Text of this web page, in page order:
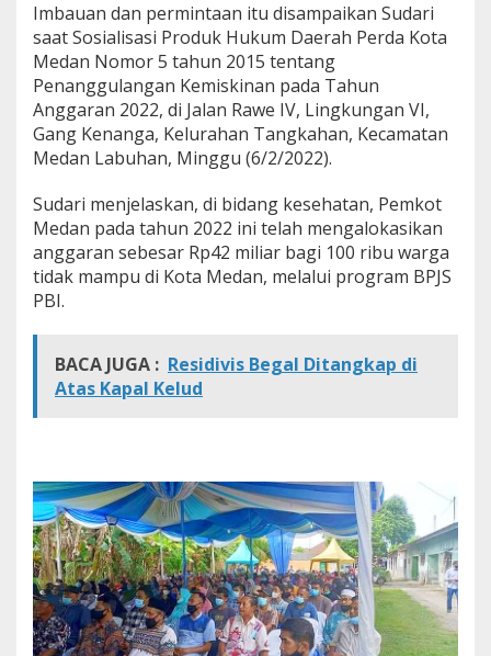
r
g
a
M
a
n
f
a
a
k
a
n
P
r
a
m
P
B
I
G
r
a
t
i
s
Imbauan dan permintaan itu disampaikan Sudari
saat Sosialisasi Produk Hukum Daerah Perda Kota
Medan Nomor 5 tahun 2015 tentang
Penanggulangan Kemiskinan pada Tahun
Anggaran 2022, di Jalan Rawe IV, Lingkungan VI,
Gang Kenanga, Kelurahan Tangkahan, Kecamatan
Medan Labuhan, Minggu (6/2/2022).
Sudari menjelaskan, di bidang kesehatan, Pemkot
Medan pada tahun 2022 ini telah mengalokasikan
anggaran sebesar Rp42 miliar bagi 100 ribu warga
tidak mampu di Kota Medan, melalui program BPJS
PBI.
BACA JUGA : Residivis Begal Ditangkap di
Atas Kapal Kelud